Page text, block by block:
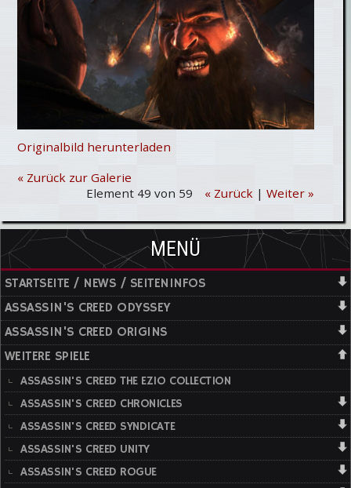
Originalbild herunterladen
« Zurück zur Galerie
Element 49 von 59
« Zurück| Weiter »
MENÜ
STARTSEITE / NEWS / SEITENINFOS
ASSASSIN'S CREED ODYSSEY
ASSASSIN'S CREED ORIGINS
WEITERE SPIELE
ASSASSIN'S CREED THE EZIO COLLECTION
ASSASSIN'S CREED CHRONICLES
ASSASSIN'S CREED SYNDICATE
ASSASSIN'S CREED UNITY
ASSASSIN'S CREED ROGUE